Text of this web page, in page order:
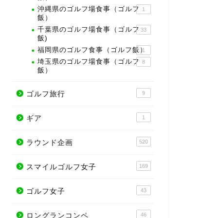
沖縄県のゴルフ場食事（ゴルフ
飯）
1
千葉県のゴルフ場食事（ゴルフ
飯)
33
福岡県のゴルフ食事（ゴルフ飯）1
埼玉県のゴルフ場食事（ゴルフ
飯）
8
ゴルフ旅行 9
ギア 1
ラウンド企画 520
スマイルゴルフ女子 169
ゴルフ女子 43
ロングランコンペ 46